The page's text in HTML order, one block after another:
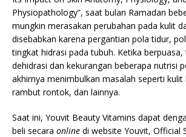
Physiopathology”, saat bulan Ramadan
mungkin merasakan perubahan pada kulit
disebabkan karena pergantian pola tidur,
tingkat hidrasi pada tubuh. Ketika
dehidrasi dan kekurangan beberapa nutrisi
akhirnya menimbulkan masalah seperti
rambut rontok, dan lainnya.
Saat ini, Youvit Beauty Vitamins dapat
beli secara online di website Youvit, Official